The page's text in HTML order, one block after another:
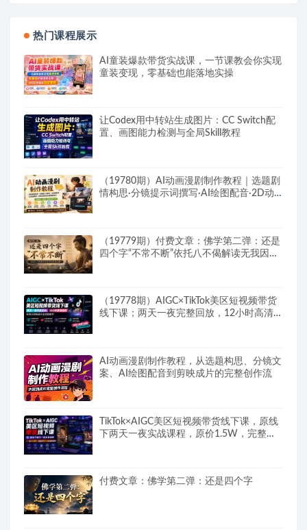
热门课程展示
AI童装爆款带货实战课，一节课教会你实现
童装变现，零基础也能落地实操
让Codex用中转站生成图片：CC Switch配
置、画图能力检测与全局Skill教程
（19780期）AI动画漫剧制作教程｜选题剧
情构思·分镜提示词撰写·AI绘图配音·2D动
（19779期）付费文章：佛学第二弹：还是
四个字“不常不断”依托八不偈解读无我因果
（19778期）AIGC×TikTok美区短视频带货
线下课；两天一夜完整回放，12小时高清视
AI动画漫剧制作教程，从选题构思、分镜文
案、AI绘图配音到剪映成片的完整创作流
TikTok×AIGC美区短视频带货线下课，原线
下两天一夜实战课程，原价1.5W，完整收
付费文章：佛学第二弹：还是四个字